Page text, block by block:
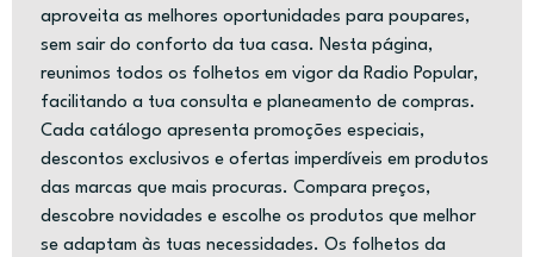
aproveita as melhores oportunidades para poupares,
sem sair do conforto da tua casa. Nesta página,
reunimos todos os folhetos em vigor da Radio Popular,
facilitando a tua consulta e planeamento de compras.
Cada catálogo apresenta promoções especiais,
descontos exclusivos e ofertas imperdíveis em produtos
das marcas que mais procuras. Compara preços,
descobre novidades e escolhe os produtos que melhor
se adaptam às tuas necessidades. Os folhetos da